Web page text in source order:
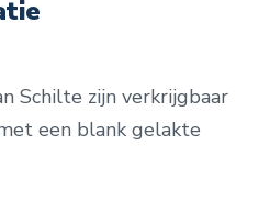
Schilte zijn verkrijgbaar
een blank gelakte